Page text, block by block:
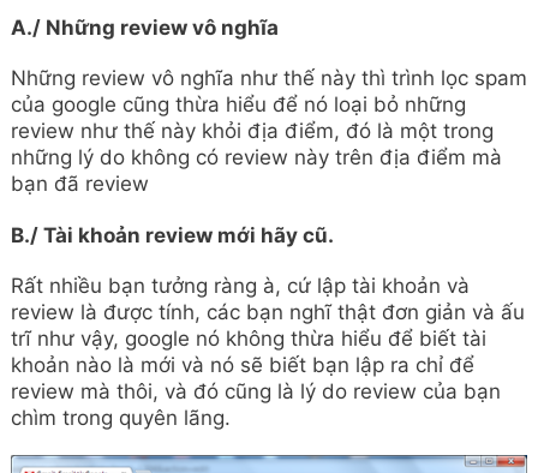
A./ Những review vô nghĩa
Những review vô nghĩa như thế này thì trình lọc spam
của google cũng thừa hiểu để nó loại bỏ những
review như thế này khỏi địa điểm, đó là một trong
những lý do không có review này trên địa điểm mà
bạn đã review
B./ Tài khoản review mới hãy cũ.
Rất nhiều bạn tưởng ràng à, cứ lập tài khoản và
review là được tính, các bạn nghĩ thật đơn giản và ấu
trĩ như vậy, google nó không thừa hiểu để biết tài
khoản nào là mới và nó sẽ biết bạn lập ra chỉ để
review mà thôi, và đó cũng là lý do review của bạn
chìm trong quyên lãng.